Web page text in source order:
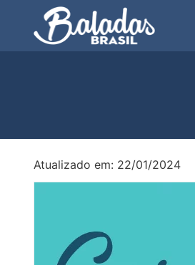
Atualizado em: 22/01/2024